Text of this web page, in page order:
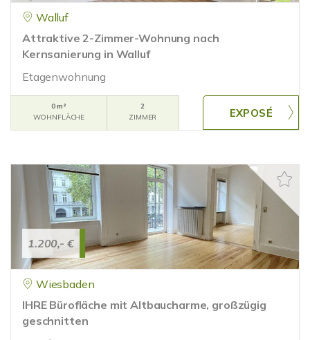
Walluf
Attraktive 2-Zimmer-Wohnung nach
Kernsanierung in Walluf
Etagenwohnung
0 m²
WOHNFLÄCHE
2
ZIMMER
1.200,- €
Wiesbaden
IHRE Bürofläche mit Altbaucharme, großzügig
geschnitten